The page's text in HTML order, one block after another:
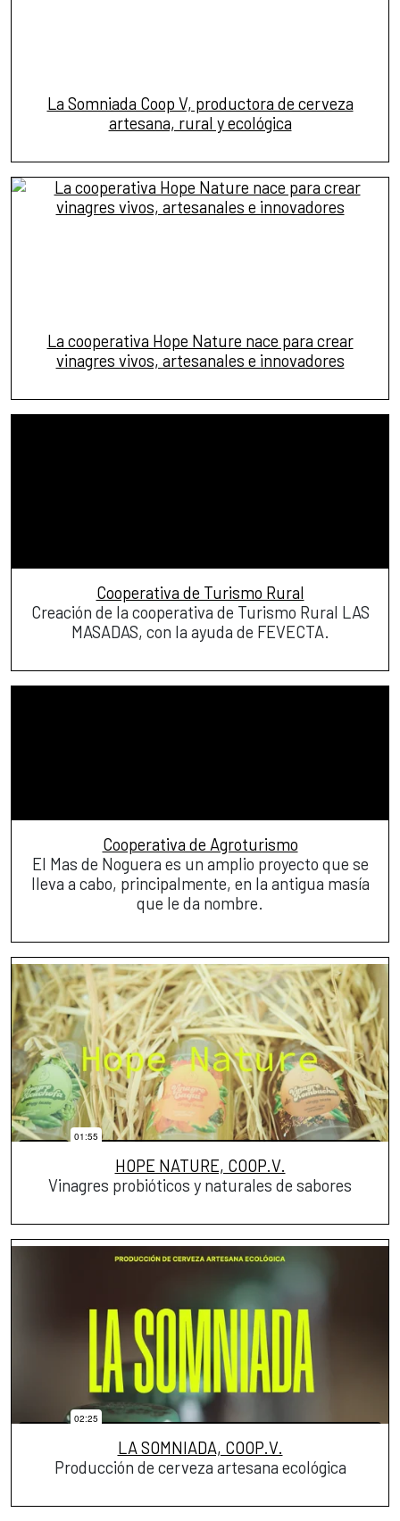
La Somniada Coop V, productora de cerveza
artesana, rural y ecológica
La cooperativa Hope Nature nace para crear
vinagres vivos, artesanales e innovadores
Cooperativa de Turismo Rural
Creación de la cooperativa de Turismo Rural LAS
MASADAS, con la ayuda de FEVECTA.
Cooperativa de Agroturismo
El Mas de Noguera es un amplio proyecto que se
lleva a cabo, principalmente, en la antigua masía
que le da nombre.
HOPE NATURE, COOP.V.
Vinagres probióticos y naturales de sabores
LA SOMNIADA, COOP.V.
Producción de cerveza artesana ecológica